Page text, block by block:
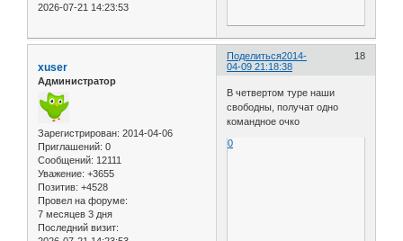
2026-07-21 14:23:53
Поделиться 18
2014-
04-09 21:18:38
xuser
Администратор
Зарегистрирован: 2014-04-06
Приглашений: 0
Сообщений: 12111
Уважение: +3655
Позитив: +4528
Провел на форуме:
7 месяцев 3 дня
Последний визит:
В четвертом туре наши
свободны, получат одно
командное очко
0